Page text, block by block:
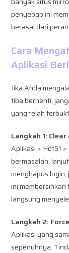
penyebab ini
berasal dari
Cara
Aplikasi
Jika Anda
tiba berhenti,
yang telah
Langkah 1:
Aplikasi > Hot51
bermasalah,
menghapus
ini
langsung
Langkah 2:
Aplikasi yang
sepenuhnya.